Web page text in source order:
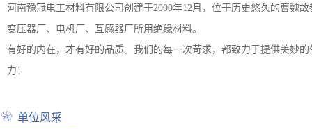
河南豫冠电工材料有限公司创建于2000年12月，位于历史悠久的曹魏
变压器厂、电机厂、互感器厂所用绝缘材料。
有好的内在，才有好的品质。我们的每一次苛求，都致力于提供美妙
力！
单位风采